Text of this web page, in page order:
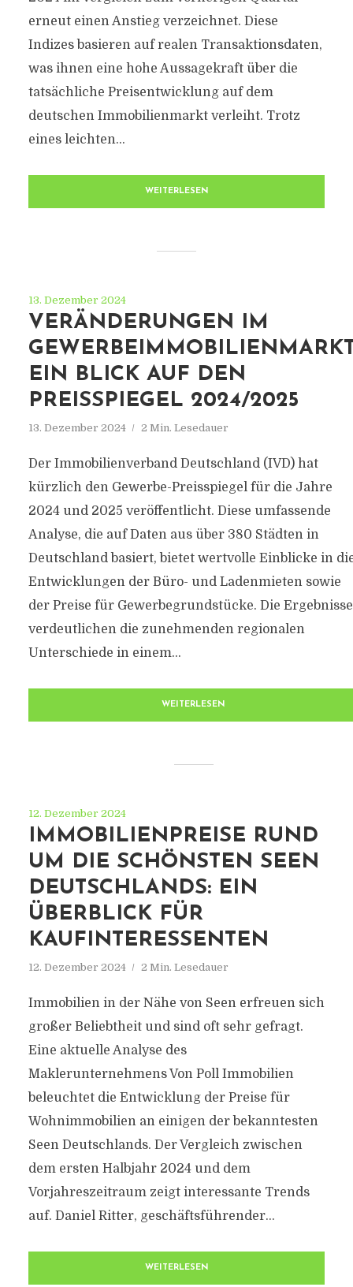
erneut einen Anstieg verzeichnet. Diese
Indizes basieren auf realen Transaktionsdaten,
was ihnen eine hohe Aussagekraft über die
tatsächliche Preisentwicklung auf dem
deutschen Immobilienmarkt verleiht. Trotz
eines leichten...
WEITERLESEN
13. Dezember 2024
VERÄNDERUNGEN IM
EIN BLICK AUF DEN
PREISSPIEGEL 2024/2025
13. Dezember 2024 2 Min. Lesedauer
Der Immobilienverband Deutschland (IVD) hat
kürzlich den Gewerbe-Preisspiegel für die Jahre
2024 und 2025 veröffentlicht. Diese umfassende
Analyse, die auf Daten aus über 380 Städten in
Deutschland basiert, bietet wertvolle Einblicke in
Entwicklungen der Büro- und Ladenmieten sowie
der Preise für Gewerbegrundstücke. Die Ergebnisse
verdeutlichen die zunehmenden regionalen
Unterschiede in einem...
WEITERLESEN
12. Dezember 2024
IMMOBILIENPREISE RUND
UM DIE SCHÖNSTEN SEEN
DEUTSCHLANDS: EIN
ÜBERBLICK FÜR
KAUFINTERESSENTEN
12. Dezember 2024 2 Min. Lesedauer
Immobilien in der Nähe von Seen erfreuen sich
großer Beliebtheit und sind oft sehr gefragt.
Eine aktuelle Analyse des
Maklerunternehmens Von Poll Immobilien
beleuchtet die Entwicklung der Preise für
Wohnimmobilien an einigen der bekanntesten
Seen Deutschlands. Der Vergleich zwischen
dem ersten Halbjahr 2024 und dem
Vorjahreszeitraum zeigt interessante Trends
auf. Daniel Ritter, geschäftsführender...
WEITERLESEN